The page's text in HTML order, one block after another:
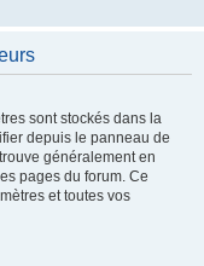
sont stockés dans la
depuis le panneau de
généralement en
pages du forum. Ce
et toutes vos